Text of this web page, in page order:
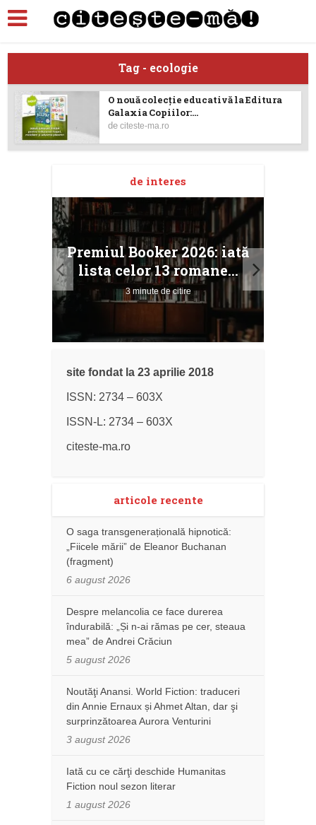
Tag - ecologie
O nouă colecție educativă la Editura
Galaxia Copiilor:...
deciteste-ma.ro
de interes
Premiul Booker 2026: iată
lista celor 13 romane...
3 minute de citire
site fondat la 23 aprilie 2018
ISSN: 2734 – 603X
ISSN-L: 2734 – 603X
citeste-ma.ro
articole recente
O saga transgenerațională hipnotică:
„Fiicele mării” de Eleanor Buchanan
(fragment)
6 august 2026
Despre melancolia ce face durerea
îndurabilă: „Și n-ai rămas pe cer, steaua
mea” de Andrei Crăciun
5 august 2026
Noutăţi Anansi. World Fiction: traduceri
din Annie Ernaux și Ahmet Altan, dar şi
surprinzătoarea Aurora Venturini
3 august 2026
Iată cu ce cărţi deschide Humanitas
Fiction noul sezon literar
1 august 2026